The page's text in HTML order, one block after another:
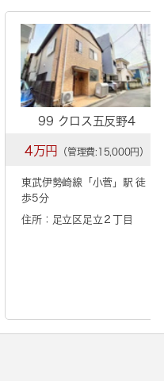
99 クロス五反野4
4万円 （管理費:15,000円）
東武伊勢崎線「 小菅 」駅 徒
歩5分
住所：足立区足立２丁目